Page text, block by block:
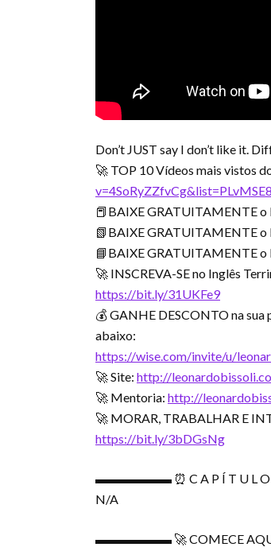
Don’t JUST say I don’t like it.
🚀 TOP 10 Vídeos mais vistos
📕BAIXE GRATUITAMENTE o
📗BAIXE GRATUITAMENTE o
📘BAIXE GRATUITAMENTE
🚀 INSCREVA-SE no Inglês
https://bit.ly/31UKFe9
💰 GANHE DESCONTO na sua
abaixo:
https://wise.com/invite/u/
🚀 Site: http://
🚀 Mentoria: http://
🚀 MORAR, TRABALHAR E
https://bit.ly/3bDGsNg
▬▬▬▬▬▬ ⏰ C A P Í T U L
N/A
▬▬▬▬▬▬ 🚀 COMECE